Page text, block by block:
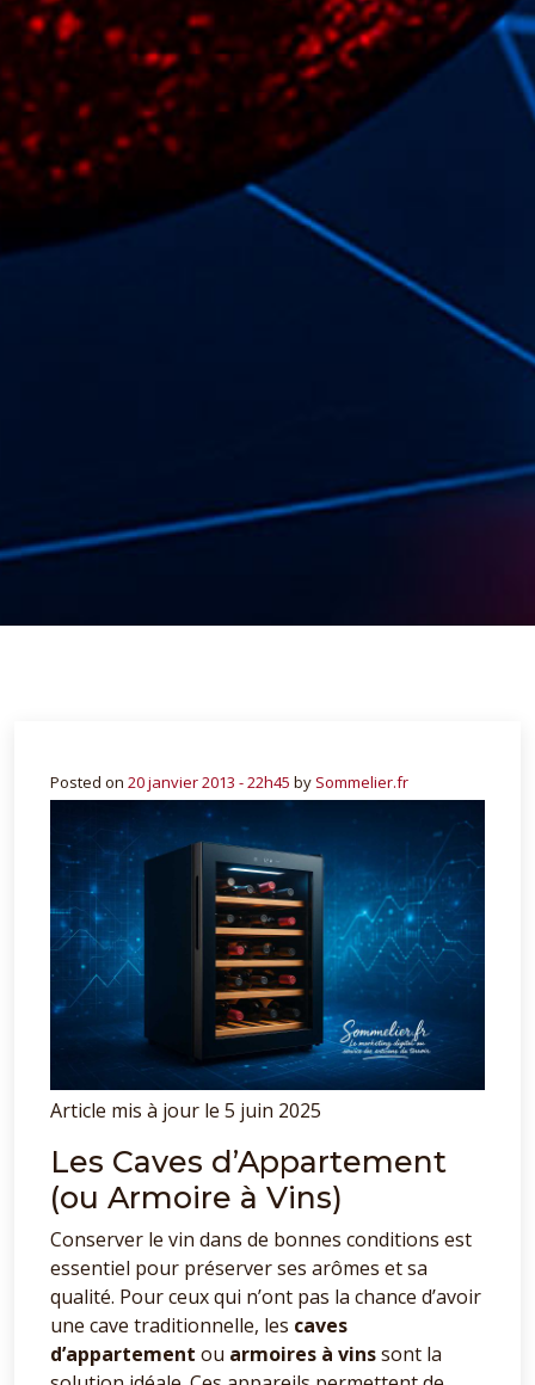
Posted on 20 janvier 2013 - 22h45 by Sommelier.fr
Article mis à jour le 5 juin 2025
Les Caves d’Appartement
(ou Armoire à Vins)
Conserver le vin dans de bonnes conditions est
essentiel pour préserver ses arômes et sa
qualité. Pour ceux qui n’ont pas la chance d’avoir
une cave traditionnelle, les caves
d’appartement ou armoires à vinssont la